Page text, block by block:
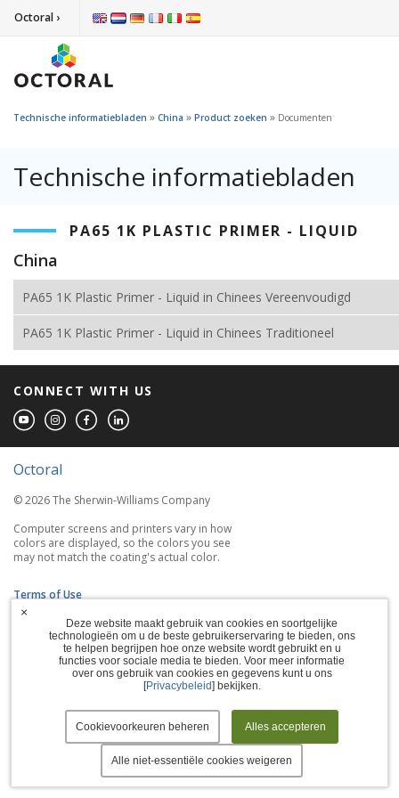
Octoral ›
Technische informatiebladen » China » Product zoeken » Documenten
Technische informatiebladen
PA65 1K PLASTIC PRIMER - LIQUID
China
PA65 1K Plastic Primer - Liquid in Chinees Vereenvoudigd
PA65 1K Plastic Primer - Liquid in Chinees Traditioneel
CONNECT WITH US
Octoral
© 2026 The Sherwin-Williams Company
Computer screens and printers vary in how
colors are displayed, so the colors you see
may not match the coating's actual color.
Terms of Use
Privacy Policy
Accessibility Statement
Deze website maakt gebruik van cookies en soortgelijke
technologieën om u de beste gebruikerservaring te bieden, ons
te helpen begrijpen hoe onze website wordt gebruikt en u
functies voor sociale media te bieden. Voor meer informatie
over ons gebruik van cookies en gegevens kunt u ons
[Privacybeleid] bekijken.
Cookievoorkeuren beheren Alles accepteren
Alle niet-essentiële cookies weigeren
×